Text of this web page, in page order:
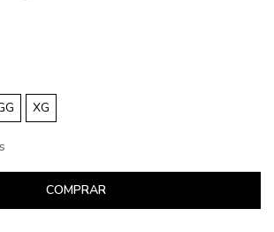
XG
COMPRAR